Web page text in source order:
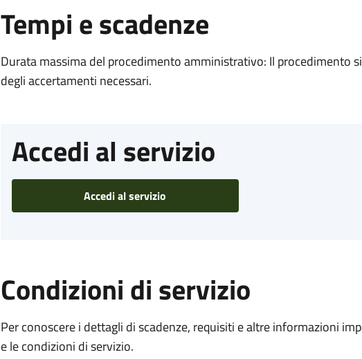
Tempi e scadenze
Durata massima del procedimento amministrativo: Il procedimento
degli accertamenti necessari.
Accedi al servizio
Accedi al servizio
Condizioni di servizio
Per conoscere i dettagli di scadenze, requisiti e altre informazioni
e le condizioni di servizio.